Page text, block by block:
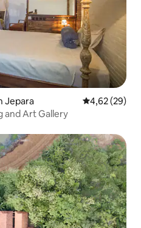
Jepara 4,62 de uma
4,62 (29)
and Art Gallery